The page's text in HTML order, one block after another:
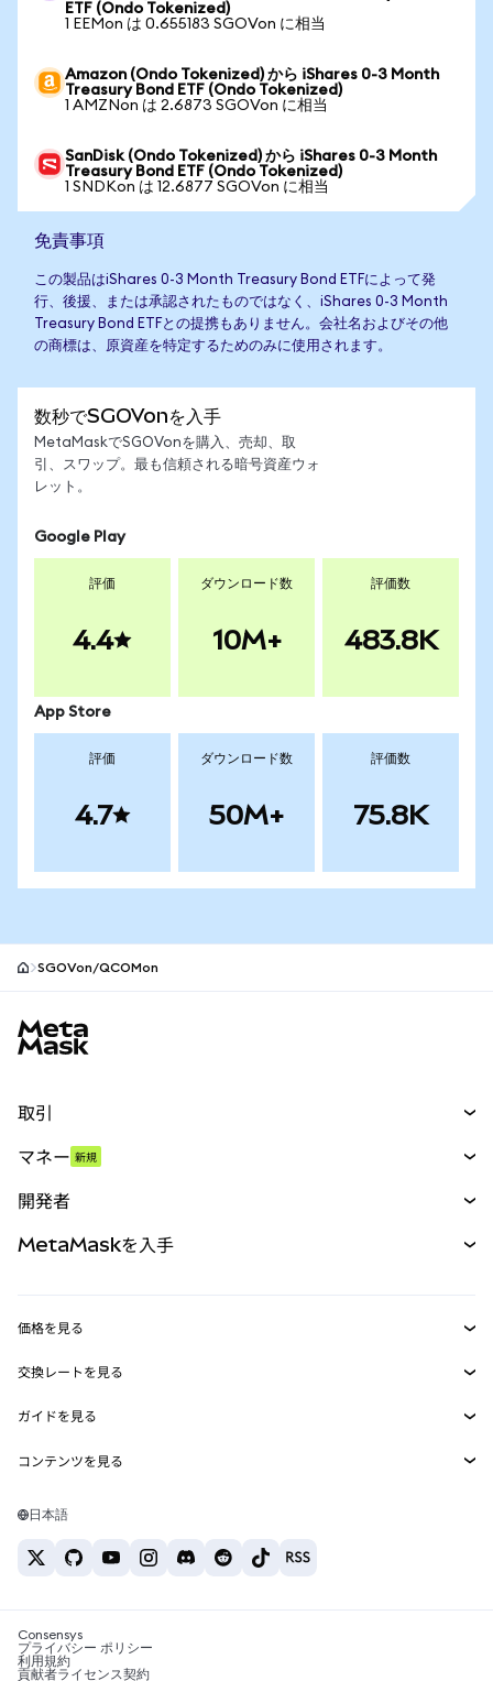
ETF (Ondo Tokenized)
1 EEMon は 0.655183 SGOVon に相当
Amazon (Ondo Tokenized) から iShares 0-3 Month
Treasury Bond ETF (Ondo Tokenized)
1 AMZNon は 2.6873 SGOVon に相当
SanDisk (Ondo Tokenized) から iShares 0-3 Month
Treasury Bond ETF (Ondo Tokenized)
1 SNDKon は 12.6877 SGOVon に相当
免責事項
この製品はiShares 0-3 Month Treasury Bond ETFによって発
行、後援、または承認されたものではなく、iShares 0-3 Month
Treasury Bond ETFとの提携もありません。会社名およびその他
の商標は、原資産を特定するためのみに使用されます。
数秒でSGOVonを入手
MetaMaskでSGOVonを購入、売却、取
引、スワップ。最も信頼される暗号資産ウォ
レット。
Google Play
評価
4.4
ダウンロード数
10M+
評価数
483.8K
App Store
評価
4.7
ダウンロード数
50M+
評価数
75.8K
SGOVon/QCOMon
取引
パーペチュアル
RWA
マネー 新規
開発者
MetaMask Connect
Snaps
Web3サービス
MetaMaskを入手
セキュリティ
サポート
キャリア
お問い合わせ
価格を見る
イーサリアムの価格
Solanaの価格
Tetherの価格
交換レートを見る
ETH→USD
USDT→INR
BTC→INR
ETH→USDT
ガイドを見る
ETHの購入
USDTの購入
SHIBの購入
BNBの購入
コンテンツを見る
Solanaウォレット
税制関連ニュース
暗号資産の購入方法は？
日本語
Consensys
プライバシー ポリシー
利用規約
貢献者ライセンス契約